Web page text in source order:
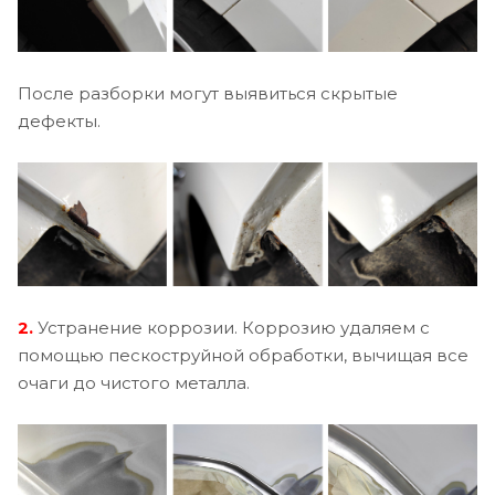
После разборки могут выявиться скрытые
дефекты.
2. Устранение коррозии. Коррозию удаляем с
помощью пескоструйной обработки, вычищая все
очаги до чистого металла.